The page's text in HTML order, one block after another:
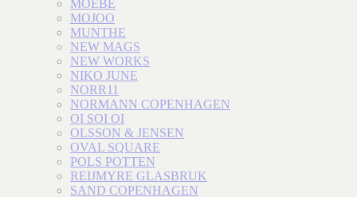
MOEBE
MOJOO
MUNTHE
NEW MAGS
NEW WORKS
NIKO JUNE
NORR11
NORMANN COPENHAGEN
OI SOI OI
OLSSON & JENSEN
OVAL SQUARE
POLS POTTEN
REIJMYRE GLASBRUK
SAND COPENHAGEN